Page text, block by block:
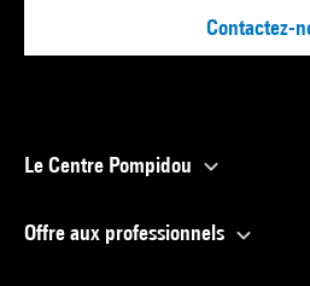
Contactez-
Le Centre Pompidou
Offre aux professionnels